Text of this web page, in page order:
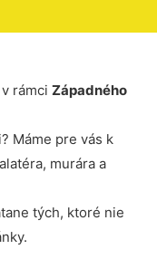
rámci Západného
Máme pre vás k
murára a
tých, ktoré nie